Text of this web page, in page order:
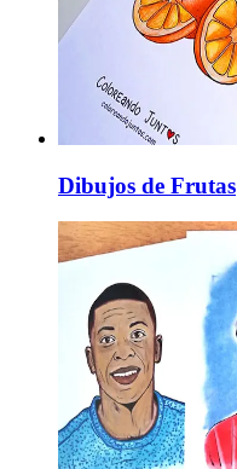
Dibujos de Frutas